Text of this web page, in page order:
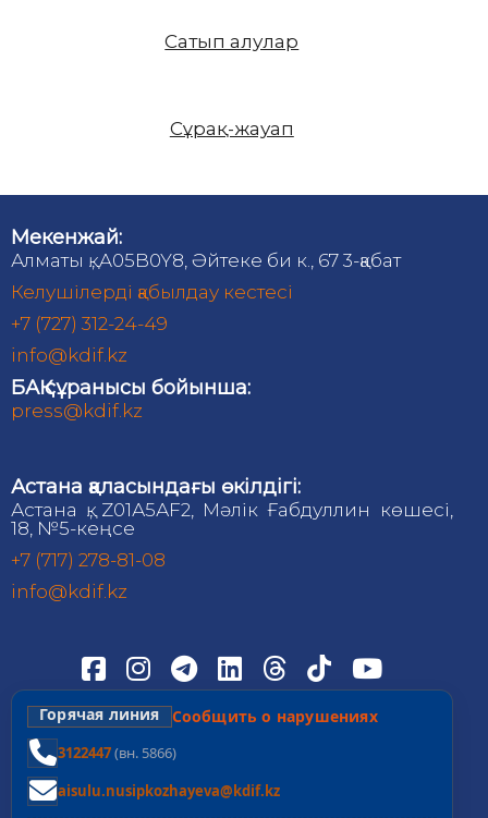
Сатып алулар
Сұрақ-жауап
Мекенжай:
Алматы қ., A05B0Y8, Әйтеке би к., 67 3-қабат
Келушілерді қабылдау кестесі
+7 (727) 312-24-49
info@kdif.kz
БАҚ сұранысы бойынша:
press@kdif.kz
Астана қаласындағы өкілдігі:
Астана қ., Z01А5АF2, Мәлік Ғабдуллин көшесі,
18, №5-кеңсе
+7 (717) 278-81-08
info@kdif.kz
Горячая линия Сообщить о нарушениях
3122447(вн. 5866)
aisulu.nusipkozhayeva@kdif.kz